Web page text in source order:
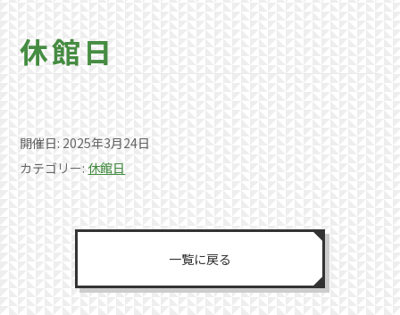
休館日
開催日: 2025年3月24日
カテゴリー: 休館日
一覧に戻る